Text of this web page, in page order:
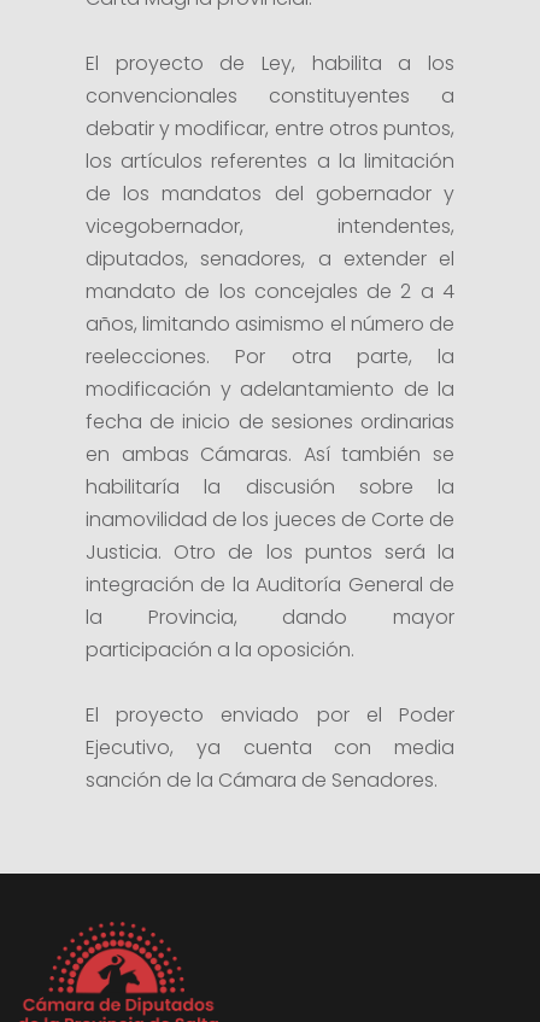
El proyecto de Ley, habilita a los
convencionales constituyentes a
debatir y modificar, entre otros puntos,
los artículos referentes a la limitación
de los mandatos del gobernador y
vicegobernador, intendentes,
diputados, senadores, a extender el
mandato de los concejales de 2 a 4
años, limitando asimismo el número de
reelecciones. Por otra parte, la
modificación y adelantamiento de la
fecha de inicio de sesiones ordinarias
en ambas Cámaras. Así también se
habilitaría la discusión sobre la
inamovilidad de los jueces de Corte de
Justicia. Otro de los puntos será la
integración de la Auditoría General de
la Provincia, dando mayor
participación a la oposición.
El proyecto enviado por el Poder
Ejecutivo, ya cuenta con media
sanción de la Cámara de Senadores.